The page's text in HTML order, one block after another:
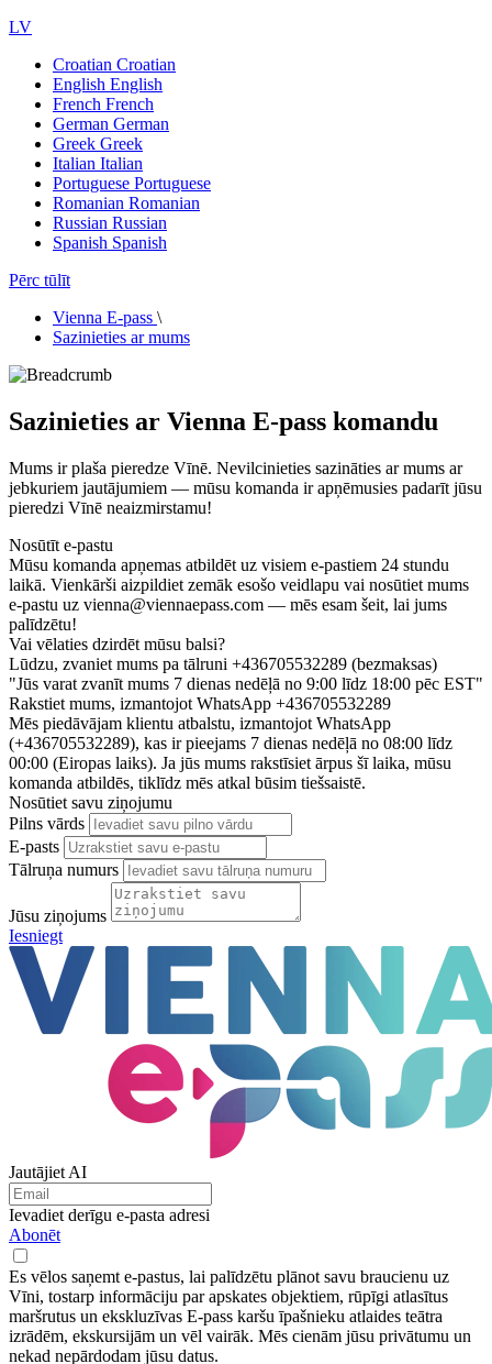
LV
Croatian Croatian
English English
French French
German German
Greek Greek
Italian Italian
Portuguese Portuguese
Romanian Romanian
Russian Russian
Spanish Spanish
Pērc tūlīt
Vienna E-pass \
Sazinieties ar mums
Sazinieties ar Vienna E-pass komandu
Mums ir plaša pieredze Vīnē. Nevilcinieties sazināties ar mums ar
jebkuriem jautājumiem — mūsu komanda ir apņēmusies padarīt jūsu
pieredzi Vīnē neaizmirstamu!
Nosūtīt e-pastu
Mūsu komanda apņemas atbildēt uz visiem e-pastiem 24 stundu
laikā. Vienkārši aizpildiet zemāk esošo veidlapu vai nosūtiet mums
e-pastu uz vienna@viennaepass.com — mēs esam šeit, lai jums
palīdzētu!
Vai vēlaties dzirdēt mūsu balsi?
Lūdzu, zvaniet mums pa tālruni +436705532289 (bezmaksas)
"Jūs varat zvanīt mums 7 dienas nedēļā no 9:00 līdz 18:00 pēc EST"
Rakstiet mums, izmantojot WhatsApp +436705532289
Mēs piedāvājam klientu atbalstu, izmantojot WhatsApp
(+436705532289), kas ir pieejams 7 dienas nedēļā no 08:00 līdz
00:00 (Eiropas laiks). Ja jūs mums rakstīsiet ārpus šī laika, mūsu
komanda atbildēs, tiklīdz mēs atkal būsim tiešsaistē.
Nosūtiet savu ziņojumu
Pilns vārds
E-pasts
Tālruņa numurs
Jūsu ziņojums
Iesniegt
Jautājiet AI
Ievadiet derīgu e-pasta adresi
Abonēt
Es vēlos saņemt e-pastus, lai palīdzētu plānot savu braucienu uz
Vīni, tostarp informāciju par apskates objektiem, rūpīgi atlasītus
maršrutus un ekskluzīvas E-pass karšu īpašnieku atlaides teātra
izrādēm, ekskursijām un vēl vairāk. Mēs cienām jūsu privātumu un
nekad nepārdodam jūsu datus.